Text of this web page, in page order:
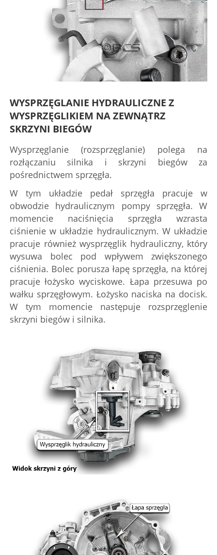
WYSPRZĘGLANIE HYDRAULICZNE Z
WYSPRZĘGLIKIEM NA ZEWNĄTRZ
SKRZYNI BIEGÓW
Wysprzęglanie (rozsprzęglanie) polega na
rozłączaniu silnika i skrzyni biegów za
pośrednictwem sprzęgła.
W tym układzie pedał sprzęgła pracuje w
obwodzie hydraulicznym pompy sprzęgła. W
momencie naciśnięcia sprzęgła wzrasta
ciśnienie w układzie hydraulicznym. W układzie
pracuje również wysprzęglik hydrauliczny, który
wysuwa bolec pod wpływem zwiększonego
ciśnienia. Bolec porusza łapę sprzęgła, na której
pracuje łożysko wyciskowe. Łapa przesuwa po
wałku sprzęgłowym. Łożysko naciska na docisk.
W tym momencie następuje rozsprzęglenie
skrzyni biegów i silnika.